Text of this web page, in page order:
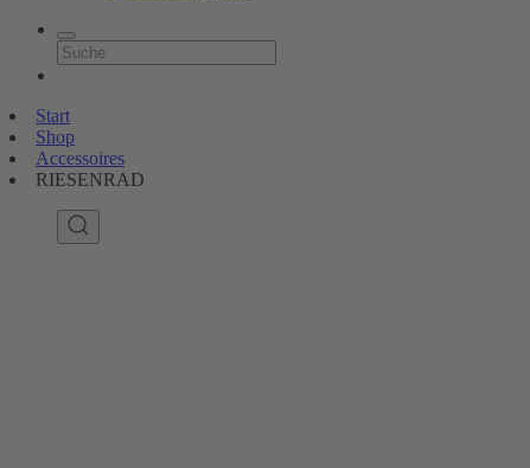
Start
Shop
Accessoires
RIESENRAD